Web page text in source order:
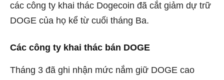
các công ty khai thác Dogecoin đã cắt giảm dự trữ
DOGE của họ kể từ cuối tháng Ba.
Các công ty khai thác bán DOGE
Tháng 3 đã ghi nhận mức nắm giữ DOGE cao